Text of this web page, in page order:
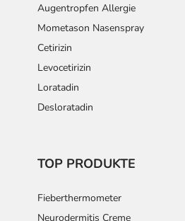
Augentropfen Allergie
Mometason Nasenspray
Cetirizin
Levocetirizin
Loratadin
Desloratadin
TOP PRODUKTE
Fieberthermometer
Neurodermitis Creme